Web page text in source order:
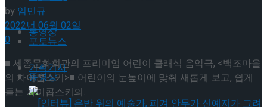
동영상
기획기사
포토뉴스
동영상
by임민규
2022년 06월 02일
0
■ 세종문화회관의 프리미엄 어린이 클래식 음악극, <백조마을
의 차이콥스키>■ 어린이의 눈높이에 맞춰 새롭게 보고, 쉽게
듣는 차이콥스키의...